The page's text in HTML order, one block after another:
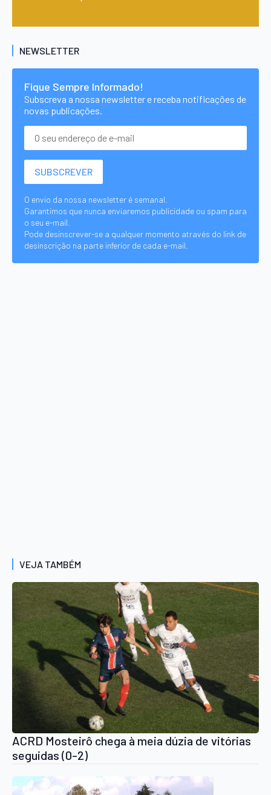
NEWSLETTER
Fique Sempre Informado!
Subscreva a nossa newsletter e receba notificações de
novas publicações.
O envio da nossa newsletter é semanal.
Garantimos que nunca enviaremos publicidade ou spam para
o seu e-mail.
Pode desinscrever-se a qualquer momento através do link de
desinscrição na parte inferior de cada e-mail.
VEJA TAMBÉM
ACRD Mosteirô chega à meia dúzia de vitórias
seguidas (0-2)